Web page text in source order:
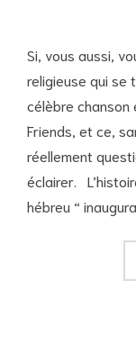
Si, vous aussi,
religieuse qui se
célèbre chanson
Friends, et ce,
réellement
éclairer.
hébreu “